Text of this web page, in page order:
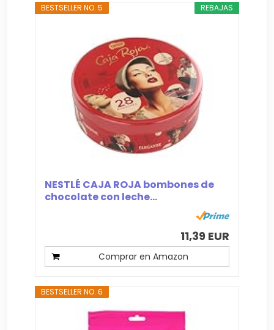
REBAJAS
BESTSELLER NO. 5
NESTLÉ CAJA ROJA bombones de
chocolate con leche...
11,39 EUR
Comprar en Amazon
BESTSELLER NO. 6